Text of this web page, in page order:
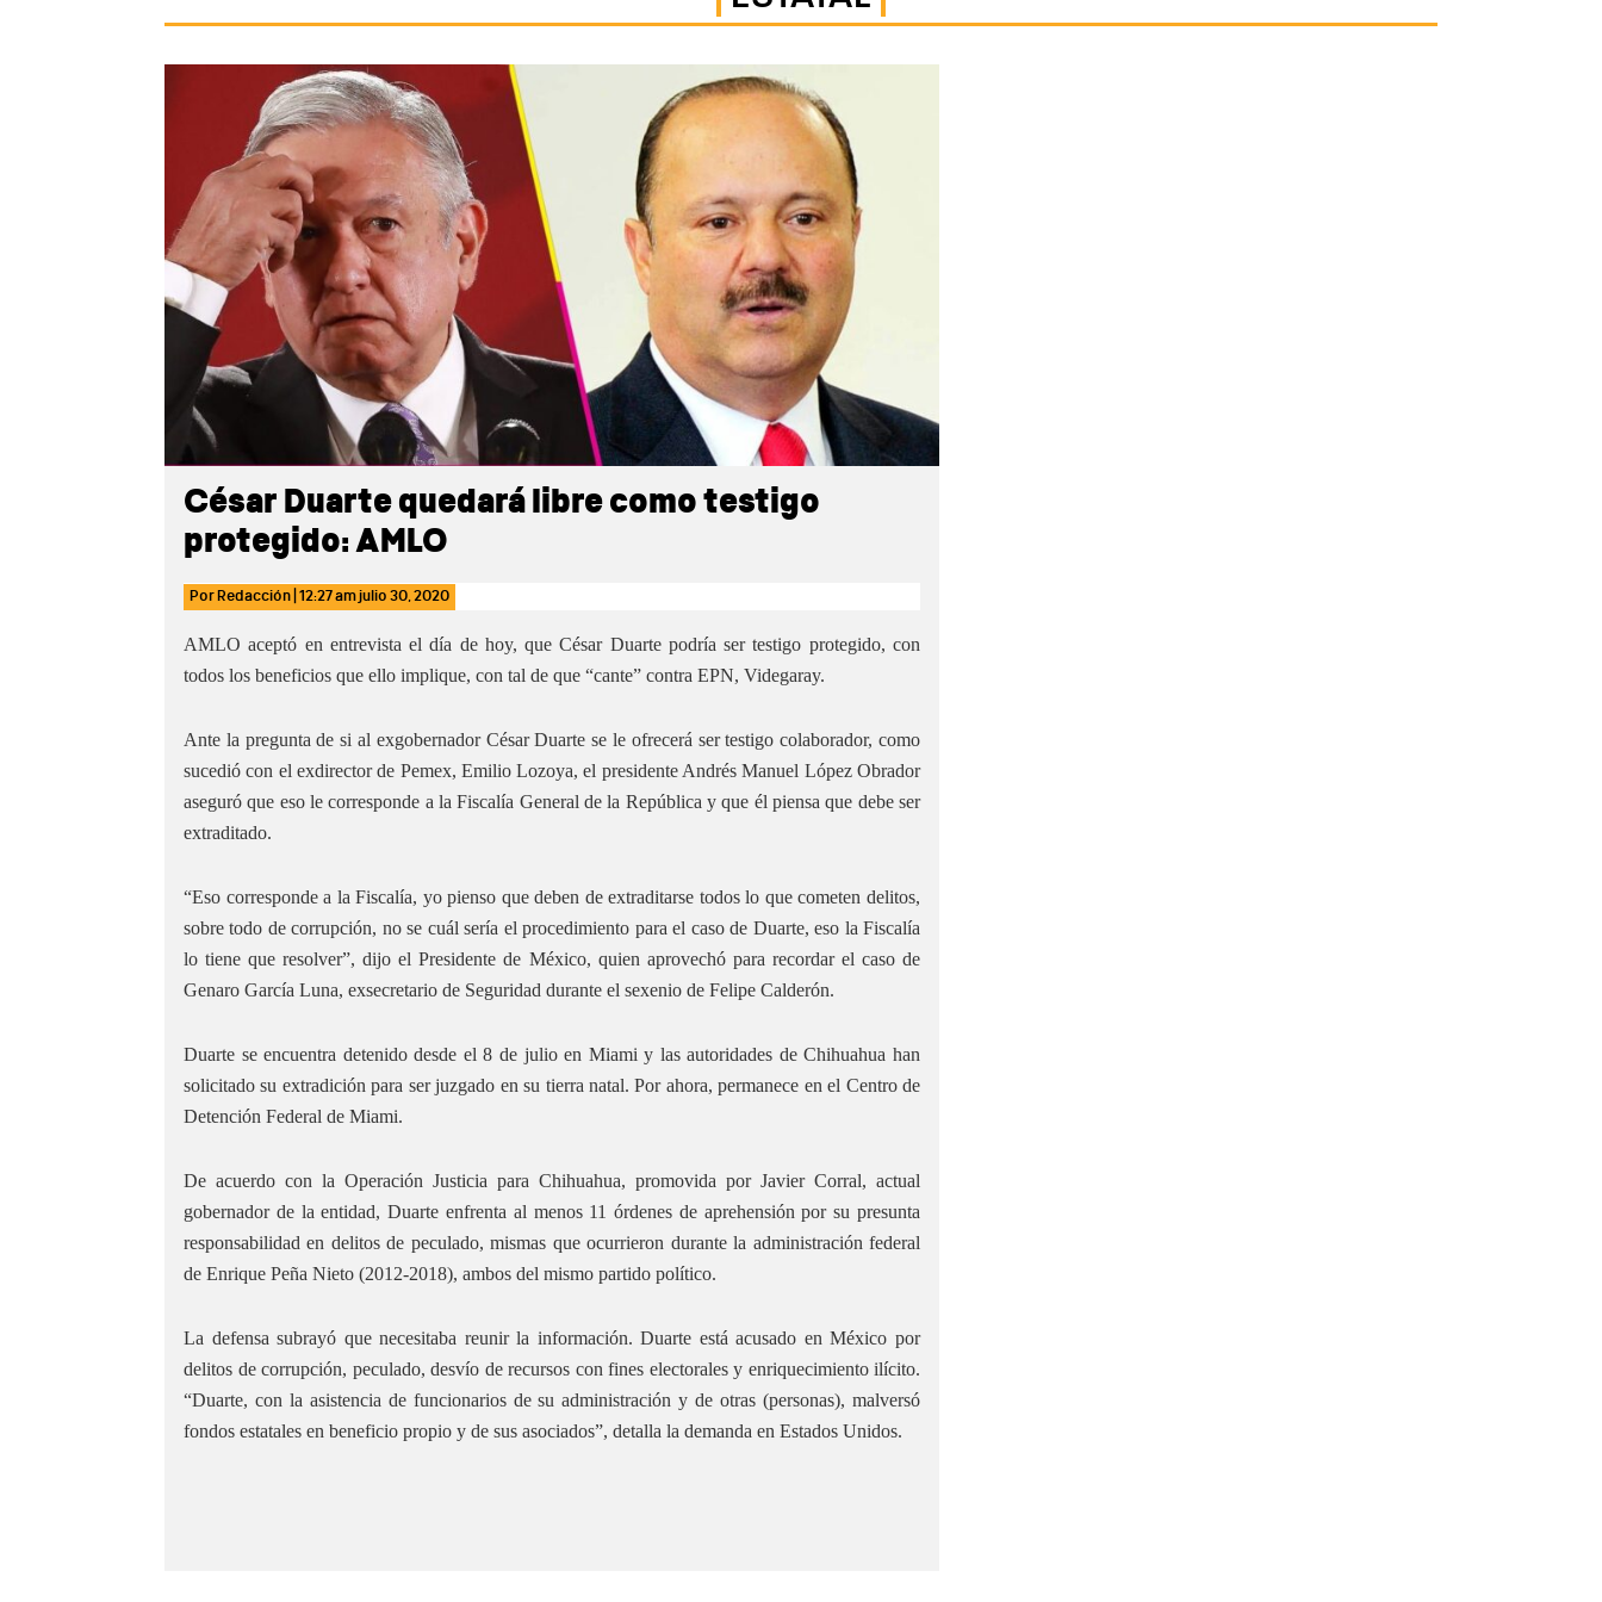
César Duarte quedará libre como testigo
protegido: AMLO
Por Redacción 12:27 amjulio 30, 2020
AMLO aceptó en entrevista el día de hoy, que César Duarte podría ser testigo protegido, con
todos los beneficios que ello implique, con tal de que “cante” contra EPN, Videgaray.
Ante la pregunta de si al exgobernador César Duarte se le ofrecerá ser testigo colaborador, como
sucedió con el exdirector de Pemex, Emilio Lozoya, el presidente Andrés Manuel López Obrador
aseguró que eso le corresponde a la Fiscalía General de la República y que él piensa que debe ser
extraditado.
“Eso corresponde a la Fiscalía, yo pienso que deben de extraditarse todos lo que cometen delitos,
sobre todo de corrupción, no se cuál sería el procedimiento para el caso de Duarte, eso la Fiscalía
lo tiene que resolver”, dijo el Presidente de México, quien aprovechó para recordar el caso de
Genaro García Luna, exsecretario de Seguridad durante el sexenio de Felipe Calderón.
Duarte se encuentra detenido desde el 8 de julio en Miami y las autoridades de Chihuahua han
solicitado su extradición para ser juzgado en su tierra natal. Por ahora, permanece en el Centro de
Detención Federal de Miami.
De acuerdo con la Operación Justicia para Chihuahua, promovida por Javier Corral, actual
gobernador de la entidad, Duarte enfrenta al menos 11 órdenes de aprehensión por su presunta
responsabilidad en delitos de peculado, mismas que ocurrieron durante la administración federal
de Enrique Peña Nieto (2012-2018), ambos del mismo partido político.
La defensa subrayó que necesitaba reunir la información. Duarte está acusado en México por
delitos de corrupción, peculado, desvío de recursos con fines electorales y enriquecimiento ilícito.
“Duarte, con la asistencia de funcionarios de su administración y de otras (personas), malversó
fondos estatales en beneficio propio y de sus asociados”, detalla la demanda en Estados Unidos.